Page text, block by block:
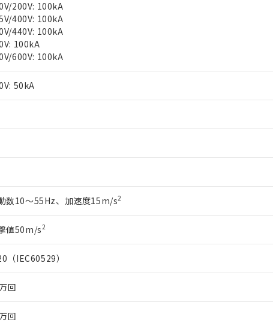
200V: 100kA
400V: 100kA
440V: 100kA
100kA
600V: 100kA
50kA
数10～55Hz、加速度15m/s2
値50m/s2
（IEC60529）
回
回
び標準価格結果を当社の事前の承諾なく第三者に漏洩または開示し
能（部品リスト作成サービス）をご利用いただくには、I-Webメン
ります。
ェブサイト上で当社にご登録された部品リストについて、当社およ
品・サービスに関するお客様との取引・商談に必要な範囲で利用す
用者とは、
します。
状況などにより、予定月が前後することがあります。
ダウンロード
をダウンロードすることができます。
書（当社基準）
時点で非含有を証明するもので、過去に遡って非含有を証明する
フタル酸エステル類４物質の対応では、対応完了までの期間は出
考欄に対応日を記載しておりました。
品への在庫切替を完了していることから、特段のことがない限り
10物質）のすべてが基準値以下であることを示します。
用状況下において有害物質が外部に漏えいし、環境に深刻な影響を
。当社販売部門へお問い合わせください。
(最新の在庫状況については、お客様のお取引先、またはお客様担
店・当社販売員にご確認ください)
機種、また在庫状況の情報を公開していない機種